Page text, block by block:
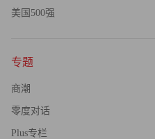
美国500强
专题
商潮
零度对话
Plus专栏